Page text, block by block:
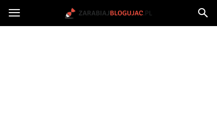
Jak